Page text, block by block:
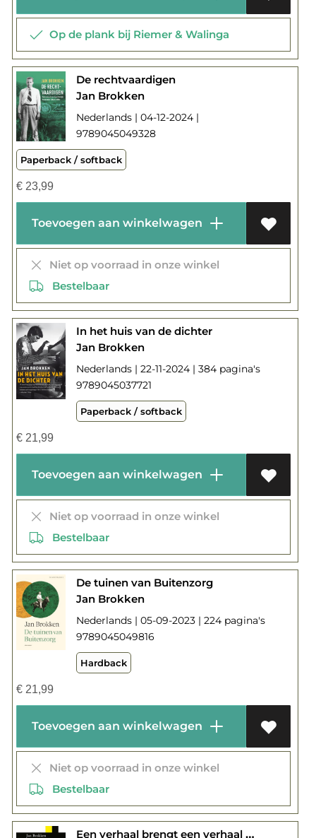
Op de plank bij Riemer & Walinga
De rechtvaardigen
Jan Brokken
Nederlands | 04-12-2024 |
9789045049328
Paperback / softback
€23,99
Toevoegen aan winkelwagen
Niet op voorraad in onze winkel
Bestelbaar
In het huis van de dichter
Jan Brokken
Nederlands | 22-11-2024 | 384 pagina's
9789045037721
Paperback / softback
€21,99
Toevoegen aan winkelwagen
Niet op voorraad in onze winkel
Bestelbaar
De tuinen van Buitenzorg
Jan Brokken
Nederlands | 05-09-2023 | 224 pagina's
9789045049816
Hardback
€21,99
Toevoegen aan winkelwagen
Niet op voorraad in onze winkel
Bestelbaar
Een verhaal brengt een verhaal voort